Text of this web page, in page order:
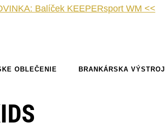
Balíček KEEPERsport WM <<
OBLEČENIE BRANKÁRSKA VÝSTROJ